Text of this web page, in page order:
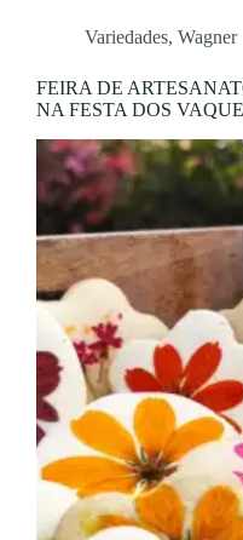
Variedades, Wagner
FEIRA DE
NA FESTA DOS